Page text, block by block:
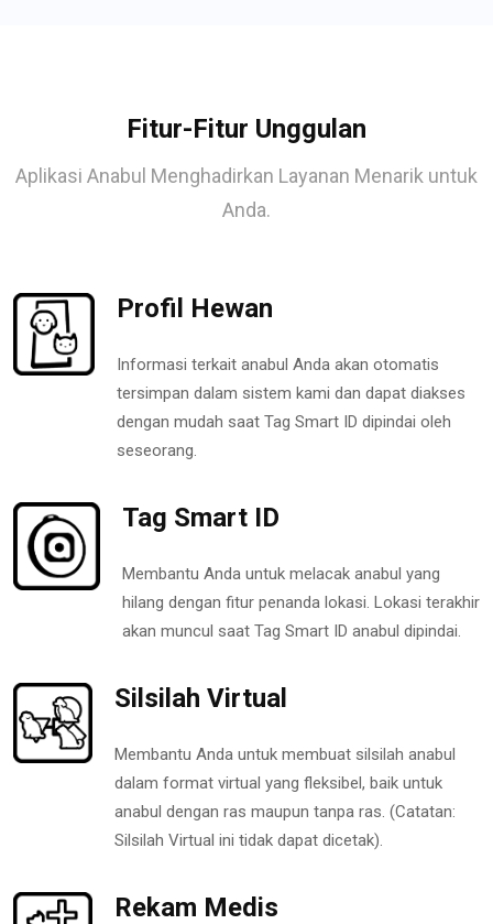
Fitur-Fitur Unggulan
Aplikasi Anabul Menghadirkan Layanan Menarik untuk
Anda.
Profil Hewan
Informasi terkait anabul Anda akan otomatis
tersimpan dalam sistem kami dan dapat diakses
dengan mudah saat Tag Smart ID dipindai oleh
seseorang.
Tag Smart ID
Membantu Anda untuk melacak anabul yang
hilang dengan fitur penanda lokasi. Lokasi terakhir
akan muncul saat Tag Smart ID anabul dipindai.
Silsilah Virtual
Membantu Anda untuk membuat silsilah anabul
dalam format virtual yang fleksibel, baik untuk
anabul dengan ras maupun tanpa ras. (Catatan:
Silsilah Virtual ini tidak dapat dicetak).
Rekam Medis